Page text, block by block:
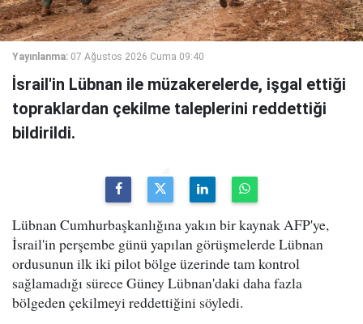
Yayınlanma: 07 Ağustos 2026 Cuma 09:40
İsrail'in Lübnan ile müzakerelerde, işgal ettiği
topraklardan çekilme taleplerini reddettiği
bildirildi.
Lübnan Cumhurbaşkanlığına yakın bir kaynak AFP'ye,
İsrail'in perşembe günü yapılan görüşmelerde Lübnan
ordusunun ilk iki pilot bölge üzerinde tam kontrol
sağlamadığı sürece Güney Lübnan'daki daha fazla
bölgeden çekilmeyi reddettiğini söyledi.